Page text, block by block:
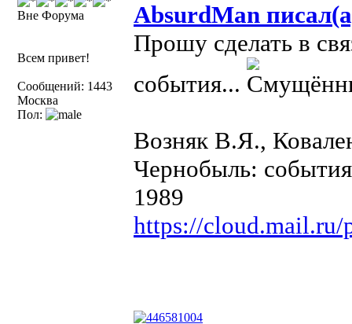
Вне Форума
Всем привет!
Сообщений: 1443
Москва
Пол:
AbsurdMan
Прошу сделать в
события...
Возняк В.Я.,
Чернобыль:
1989
https://cloud.mail.ru/